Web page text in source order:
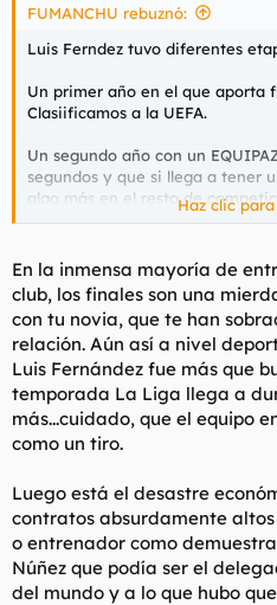
FUMANCHU rebuznó:
Luis Ferndez tuvo diferentes
Un primer año en el que aporta
Clasiificamos a la UEFA.
Un segundo año con un
segundos y que si llega a tener
algo más en el resto de
pagar esas fichas supuso una
Tercer año de tirarse a la
deportivas.
Por cierto, en esa epoca Arrate
enjuague que tendria que haber
socios ante los tribunales si no
por mi”: Arrate, amigo personal
rueda de prensa para anunciar
que no va a cumplirlo, esto es, lo
Un puto robo a las arcas de
gestion de ese nefasto
economica lamentable. Luego
otro caso de amiguismo) y casi
Haz clic
En la inmensa mayoría de
club, los finales son una
con tu novia, que te han
relación. Aún así a nivel
Luis Fernández fue más que
temporada La Liga llega a
más...cuidado, que el equipo
como un tiro.
Luego está el desastre
contratos absurdamente
o entrenador como
Núñez que podía ser el
del mundo y a lo que hubo